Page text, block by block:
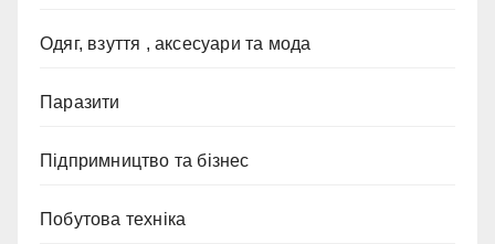
Одяг, взуття , аксесуари та мода
Паразити
Підпримництво та бізнес
Побутова техніка